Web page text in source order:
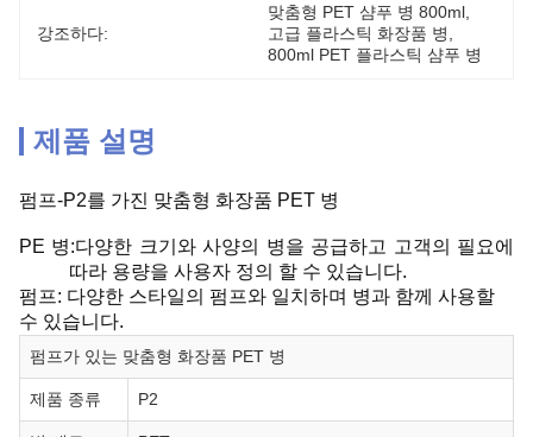
강조하다:
맞춤형 PET 샴푸 병 800ml
고급 플라스틱 화장품 병
800ml PET 플라스틱 샴푸 병
제품 설명
펌프-P2를 가진 맞춤형 화장품 PET 병
PE 병:다양한 크기와 사양의 병을 공급하고 고객의 필요에
따라 용량을 사용자 정의 할 수 있습니다.
펌프: 다양한 스타일의 펌프와 일치하며 병과 함께 사용할
수 있습니다.
펌프가 있는 맞춤형 화장품 PET 병
제품 종류 P2